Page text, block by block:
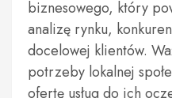
biznesowego, który
analizę rynku,
docelowej klientów.
potrzeby lokalnej
ofertę usług do ich